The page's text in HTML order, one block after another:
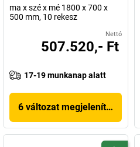
ma x szé x mé 1800 x 700 x
500 mm, 10 rekesz
Nettó
507.520,- Ft
17-19 munkanap alatt
6 változat megjelenítése